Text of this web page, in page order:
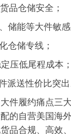
品仓储安全；
储能等大件敏
仓储专线；
压低尾程成本
派送性价比突
件履约痛点三
的自营美国海
品合规、高效